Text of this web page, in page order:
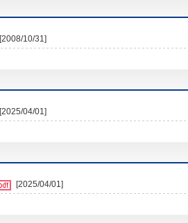
[2008/10/31]
[2025/04/01]
[2025/04/01]